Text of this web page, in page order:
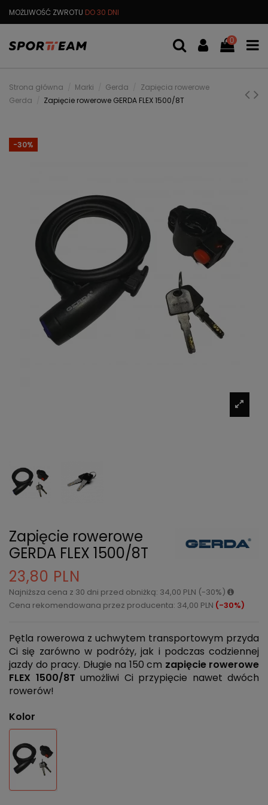
MOŻLIWOŚĆ ZWROTU DO 30 DNI
0
Strona główna Marki Gerda
Zapięcia rowerowe
Gerda
Zapięcie rowerowe GERDA FLEX 1500/8T
-30%
Zapięcie rowerowe
GERDA FLEX 1500/8T
23,80 PLN
Najniższa cena z 30 dni przed obniżką: 34,00 PLN (-30%)
Cena rekomendowana przez producenta: 34,00 PLN (-30%)
Pętla rowerowa z uchwytem transportowym przyda
Ci się zarówno w podróży, jak i podczas codziennej
jazdy do pracy. Długie na 150 cm zapięcie rowerowe
FLEX 1500/8T umożliwi Ci przypięcie nawet dwóch
rowerów!
Kolor